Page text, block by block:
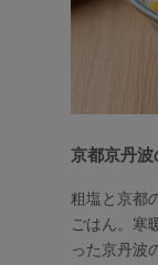
京都京丹波
粗塩と京都
ごはん。寒
った京丹波